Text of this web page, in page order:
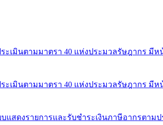
ระเมินตามมาตรา 40 แห่งประมวลรัษฎากร มี
ระเมินตามมาตรา 40 แห่งประมวลรัษฎากร มี
แสดงรายการและรับชำระเงินภาษีอากรตาม